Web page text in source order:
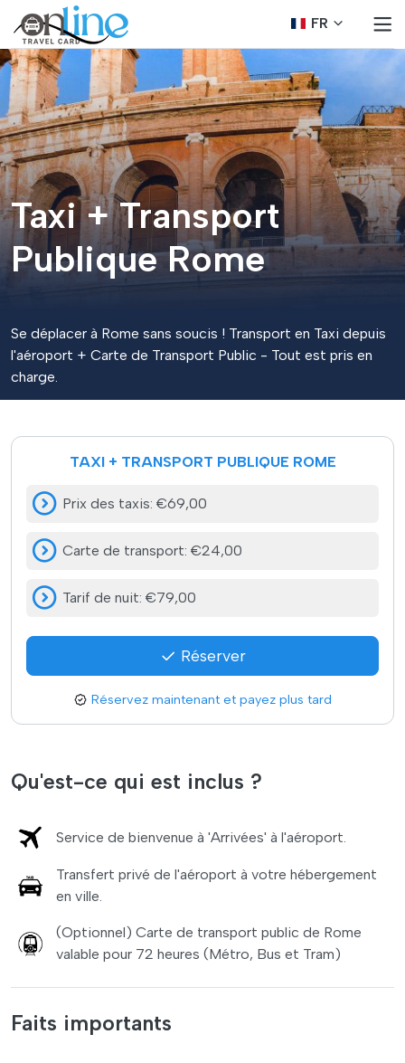
FR
Taxi + Transport
Publique Rome
Se déplacer à Rome sans soucis ! Transport en Taxi depuis
l'aéroport + Carte de Transport Public - Tout est pris en
charge.
Qu'est-ce qui est inclus ?
Service de bienvenue à 'Arrivées' à l'aéroport.
Transfert privé de l'aéroport à votre hébergement
en ville.
(Optionnel) Carte de transport public de Rome
valable pour 72 heures (Métro, Bus et Tram)
Faits importants
TAXI + TRANSPORT PUBLIQUE ROME
Prix des taxis: €69,00
Carte de transport: €24,00
Tarif de nuit: €79,00
Réserver
Réservez maintenant et payez plus tard